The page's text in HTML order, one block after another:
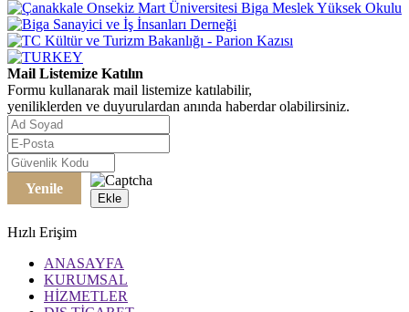
Mail Listemize Katılın
Formu kullanarak mail listemize katılabilir,
yeniliklerden ve duyurulardan anında haberdar olabilirsiniz.
Yenile
Ekle
Hızlı Erişim
ANASAYFA
KURUMSAL
HİZMETLER